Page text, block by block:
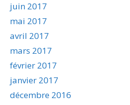
juin 2017
mai 2017
avril 2017
mars 2017
février 2017
janvier 2017
décembre 2016